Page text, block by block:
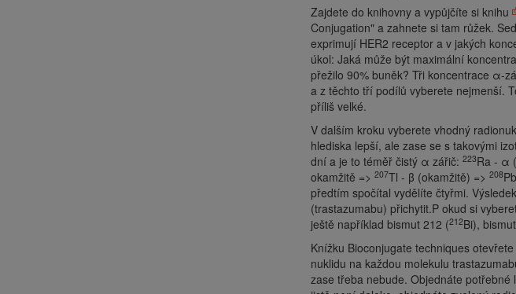
Zajdete do knihovny a vypůjčíte si knihu
Conjugation" a zahnete si tam růžek.
exprimují HER2 receptor a v jakých
úkol: Jaká může být maximální
přežilo 90% buněk? Tři koncentrace α-
a z těchto tří podílů vyberete nejmenší.
příliš velké.
V dalším kroku vyberete vhodný
hlediska lepší, ale zase se s takovými
dní a je to téměř čistý α zářič: 223Ra - α
okamžitě => 207Tl - β (okamžitě) => 208
předtím spočítal vydělíte čtyřmi.
(trastazumabu) přichytit.P okud si
ještě například bismut 212 (212Bi),
Knížku Bioconjugate techniques
nuklidu na každou molekulu
zase třeba nebude. Objednáte